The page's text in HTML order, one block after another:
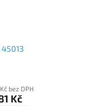
DYMO 45013
bez DPH
Kč